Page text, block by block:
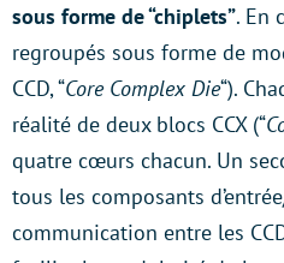
sous forme de “chiplets”. En
regroupés sous forme de
CCD, “Core Complex Die“).
réalité de deux blocs CCX (“
quatre cœurs chacun. Un
tous les composants
communication entre les